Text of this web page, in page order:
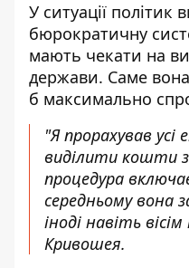
У ситуації політик
бюрократичну
мають чекати на
держави. Саме
б максимально
"Я прорахував
виділити кошти з
процедура
середньому вона
іноді навіть
Кривошея.